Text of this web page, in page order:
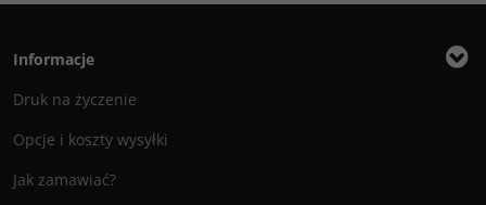
Informacje
Druk na życzenie
Opcje i koszty wysyłki
Jak zamawiać?